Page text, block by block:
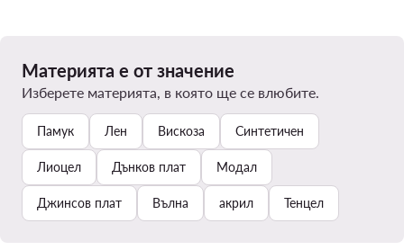
Материята е от значение
Изберете материята, в която ще се влюбите.
Памук Лен Вискоза Синтетичен
Лиоцел Дънков плат Модал
Джинсов плат Вълна акрил Тенцел